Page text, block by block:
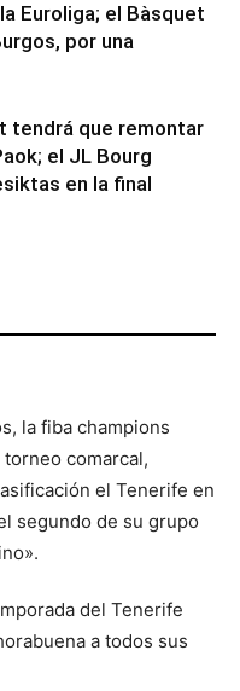
Euroliga; el Bàsquet
por una
tendrá que remontar
el JL Bourg
en la final
la fiba champions
comarcal,
el Tenerife en
segundo de su grupo
del Tenerife
a todos sus